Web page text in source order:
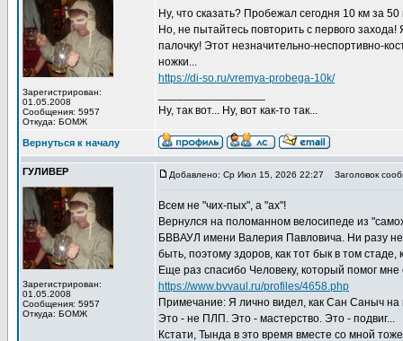
Зарегистрирован:
01.05.2008
Сообщения: 5957
Откуда: БОМЖ
Ну, что сказать? Пробежал сегодня 10 км за
Но, не пытайтесь повторить с первого
палочку! Этот незначительно-неспортивно-
ножки...
https://di-so.ru/vremya-probega-10k/
Ну, так вот... Ну, вот как-то так...
Вернуться к началу
ГУЛИВЕР
Зарегистрирован:
01.05.2008
Сообщения: 5957
Откуда: БОМЖ
Добавлено: Ср Июл 15, 2026 22:27 Заголовок
Всем не "чих-пых", а "ах"!
Вернулся на поломанном велосипеде из
БВВАУЛ имени Валерия Павловича. Ни разу
быть, поэтому здоров, как тот бык в том
Еще раз спасибо Человеку, который помог
https://www.bvvaul.ru/profiles/4658.php
Примечание: Я лично видел, как Сан Саныч
Это - не ПЛП. Это - мастерство. Это - подвиг...
Кстати, Тында в это время вместе со мной